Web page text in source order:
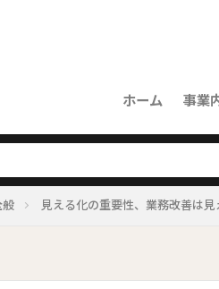
ホーム 事業
般 見える化の重要性、業務改善は見